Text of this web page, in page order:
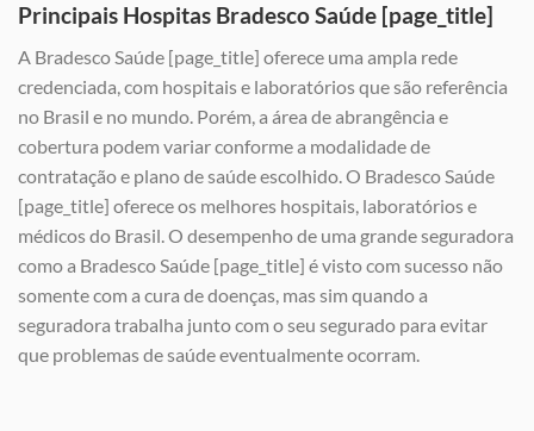
Principais Hospitas Bradesco Saúde [page_title]
A Bradesco Saúde [page_title] oferece uma ampla rede
credenciada, com hospitais e laboratórios que são referência
no Brasil e no mundo. Porém, a área de abrangência e
cobertura podem variar conforme a modalidade de
contratação e plano de saúde escolhido. O Bradesco Saúde
[page_title] oferece os melhores hospitais, laboratórios e
médicos do Brasil. O desempenho de uma grande seguradora
como a Bradesco Saúde [page_title] é visto com sucesso não
somente com a cura de doenças, mas sim quando a
seguradora trabalha junto com o seu segurado para evitar
que problemas de saúde eventualmente ocorram.